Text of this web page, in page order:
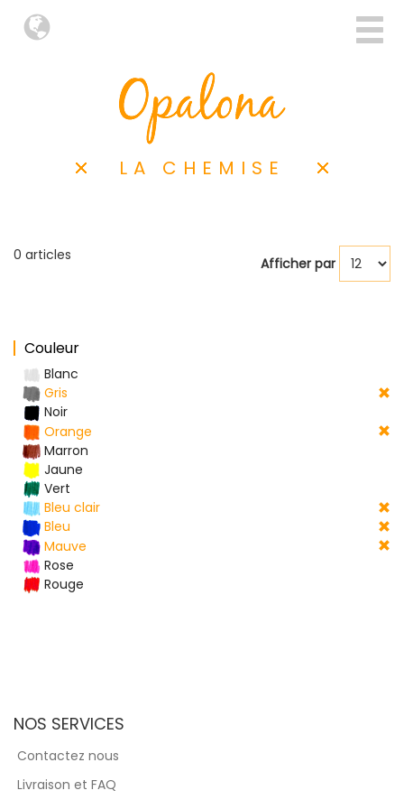
LA CHEMISE
0 articles Afficher par
Couleur
Blanc
Gris
Noir
Orange
Marron
Jaune
Vert
Bleu clair
Bleu
Mauve
Rose
Rouge
NOS SERVICES
Contactez nous
Livraison et FAQ